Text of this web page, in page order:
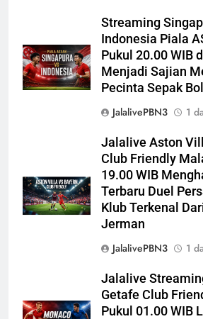
Streaming
Indonesia Piala
Pukul 20.00 WIB
Menjadi Sajian
Pecinta Sepak
JalalivePBN3
1
Jalalive Aston
Club Friendly
19.00 WIB
Terbaru Duel
Klub Terkenal
Jerman
JalalivePBN3
1
Jalalive
Getafe Club
Pukul 01.00 WIB